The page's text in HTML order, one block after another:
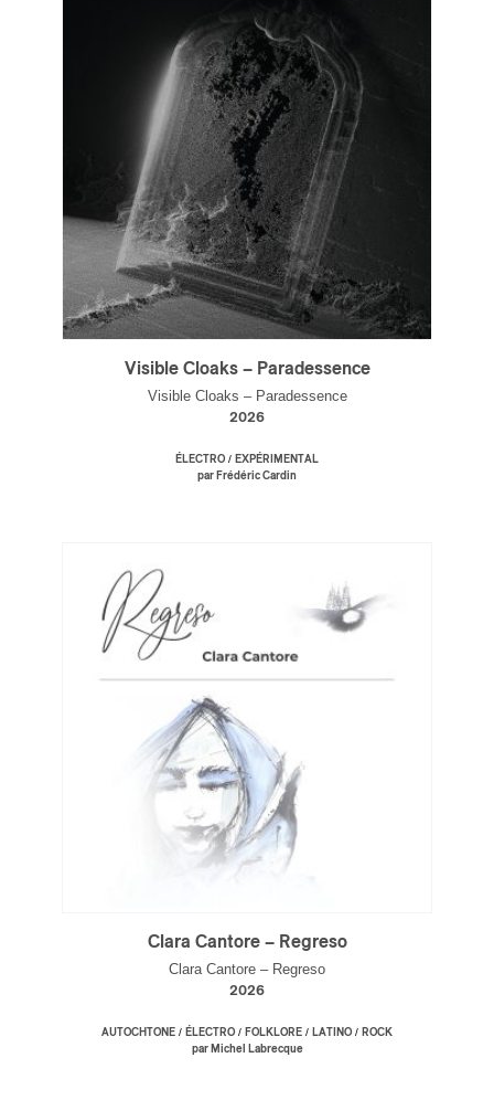
Visible Cloaks – Paradessence
Visible Cloaks – Paradessence
2026
ÉLECTRO / EXPÉRIMENTAL
par Frédéric Cardin
Clara Cantore – Regreso
Clara Cantore – Regreso
2026
AUTOCHTONE / ÉLECTRO / FOLKLORE / LATINO / ROCK
par Michel Labrecque